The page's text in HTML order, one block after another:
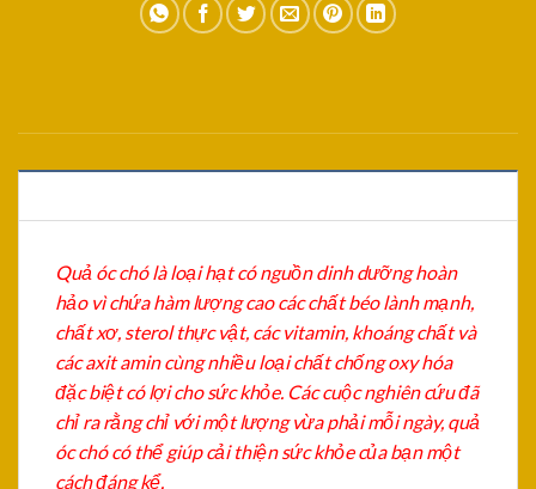
Quả óc chó là loại hạt có nguồn dinh dưỡng hoàn
hảo vì chứa hàm lượng cao các chất béo lành mạnh,
chất xơ, sterol thực vật, các vitamin, khoáng chất và
các axit amin cùng nhiều loại chất chống oxy hóa
đặc biệt có lợi cho sức khỏe. Các cuộc nghiên cứu đã
chỉ ra rằng chỉ với một lượng vừa phải mỗi ngày, quả
óc chó có thể giúp cải thiện sức khỏe của bạn một
cách đáng kể.